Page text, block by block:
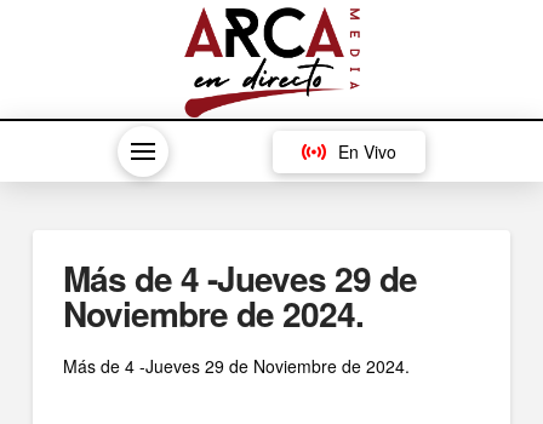
En Vivo
Más de 4 -Jueves 29 de
Noviembre de 2024.
Más de 4 -Jueves 29 de Noviembre de 2024.